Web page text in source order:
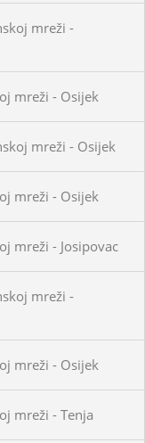
mreži -
mreži - Osijek
mreži - Osijek
mreži - Osijek
mreži - Josipovac
mreži -
mreži - Osijek
mreži - Tenja